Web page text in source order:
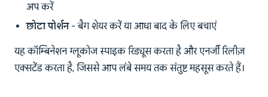
अप करें
छोटा पोर्शन- बैग शेयर करें या आधा बाद के लिए बचाएं
यह कॉम्बिनेशन ग्लूकोज स्पाइक रिड्यूस करता है और एनर्जी रिलीज़
एक्सटेंड करता है, जिससे आप लंबे समय तक संतुष्ट महसूस करते हैं।